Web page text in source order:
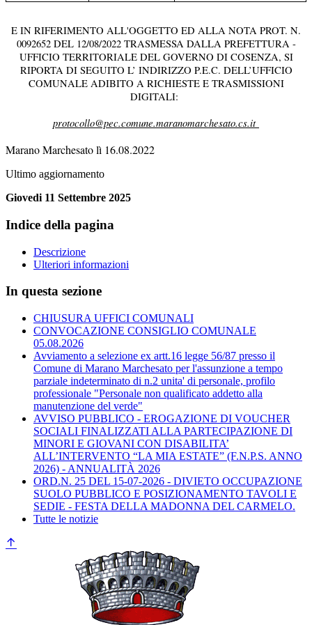
E IN RIFERIMENTO ALL'OGGETTO ED ALLA NOTA PROT. N.
0092652 DEL 12/08/2022 TRASMESSA DALLA PREFETTURA -
UFFICIO TERRITORIALE DEL GOVERNO DI COSENZA, SI
RIPORTA DI SEGUITO L’ INDIRIZZO P.E.C. DELL’UFFICIO
COMUNALE ADIBITO A RICHIESTE E TRASMISSIONI
DIGITALI:
protocollo@pec.comune.maranomarchesato.cs.it
Marano Marchesato lì 16.08.2022
Ultimo aggiornamento
Giovedi 11 Settembre 2025
Indice della pagina
Descrizione
Ulteriori informazioni
In questa sezione
CHIUSURA UFFICI COMUNALI
CONVOCAZIONE CONSIGLIO COMUNALE
05.08.2026
Avviamento a selezione ex artt.16 legge 56/87 presso il
Comune di Marano Marchesato per l'assunzione a tempo
parziale indeterminato di n.2 unita' di personale, profilo
professionale "Personale non qualificato addetto alla
manutenzione del verde"
AVVISO PUBBLICO - EROGAZIONE DI VOUCHER
SOCIALI FINALIZZATI ALLA PARTECIPAZIONE DI
MINORI E GIOVANI CON DISABILITA’
ALL’INTERVENTO “LA MIA ESTATE” (F.N.P.S. ANNO
2026) - ANNUALITÀ 2026
ORD.N. 25 DEL 15-07-2026 - DIVIETO OCCUPAZIONE
SUOLO PUBBLICO E POSIZIONAMENTO TAVOLI E
SEDIE - FESTA DELLA MADONNA DEL CARMELO.
Tutte le notizie